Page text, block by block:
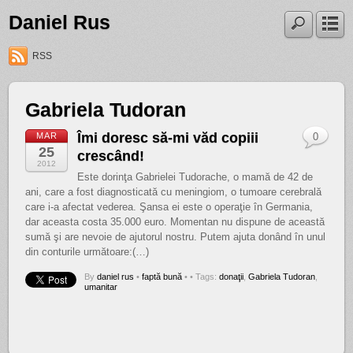
Daniel Rus
RSS
Gabriela Tudoran
MAR
25
2012
Îmi doresc să-mi văd copiii
crescând!
Este dorinţa Gabrielei Tudorache, o mamă de 42 de
ani, care a fost diagnosticată cu meningiom, o tumoare cerebrală
care i-a afectat vederea. Şansa ei este o operaţie în Germania,
dar aceasta costa 35.000 euro. Momentan nu dispune de această
sumă şi are nevoie de ajutorul nostru. Putem ajuta donând în unul
din conturile următoare:(…)
Bydaniel rus • faptă bună •
0
• Tags:donaţii ,Gabriela Tudoran
umanitar